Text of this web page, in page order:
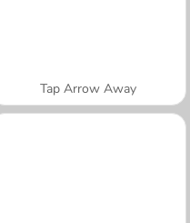
Tap Arrow Away